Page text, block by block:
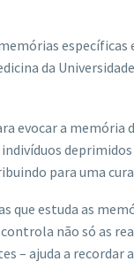
da
evocar a
deprimidos
para uma cura
que estuda as
não só as
– ajuda a recordar